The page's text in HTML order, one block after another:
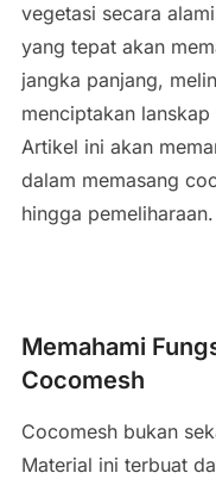
vegetasi secara
yang tepat akan
jangka panjang,
menciptakan
Artikel ini akan
dalam memasang
hingga pemeliharaan.
Memahami
Cocomesh
Cocomesh bukan
Material ini terbuat